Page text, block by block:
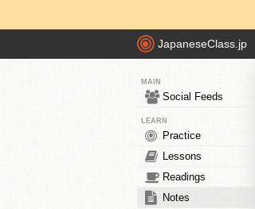
JapaneseClass.jp
MAIN
Social Feeds
LEARN
Practice
Lessons
Readings
Notes